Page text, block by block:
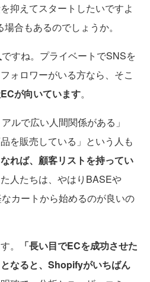
抑えてスタートしたいですよ
合もあるのでしょうか。
ですね。プライベートでSNSを
ォロワーがいる方なら、そこ
が向いています。
ルで広い人間関係がある」
を販売している」という人も
れば、顧客リストを持ってい
人たちは、やはりBASEや
カートから始めるのが良いの
。
「長い目でECを成功させた
なると、Shopifyがいちばん